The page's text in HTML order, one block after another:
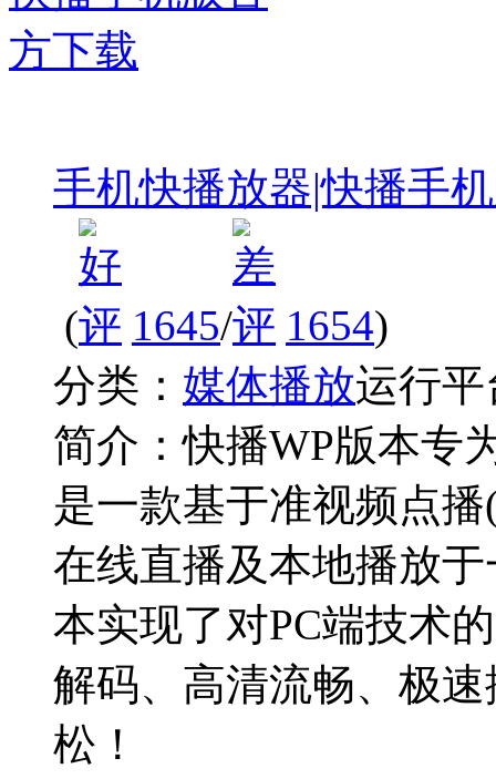
手机快播放器|快播手
( 1645/ 1654)
分类： 媒体播放运行平
简介：快播WP版本专
是一款基于准视频点
在线直播及本地播放
本实现了对PC端技术
解码、高清流畅、极
松！